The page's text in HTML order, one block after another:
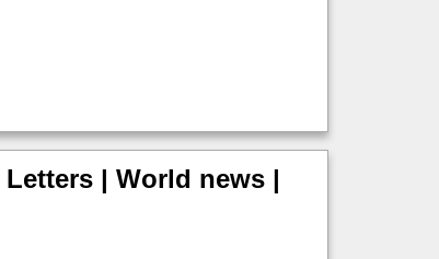
| World news |